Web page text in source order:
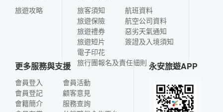
旅遊攻略
旅客須知
旅遊保險
旅遊禮券
旅遊短片
電子印花
航班資料
航空公司資料
惡劣天氣通知
簽證及入境須知
旅行團報名及責任細則
更多服務與支援
會員登入
會員登記
會籍簡介
會員活動
顧客意見
服務查詢
永安旅遊APP